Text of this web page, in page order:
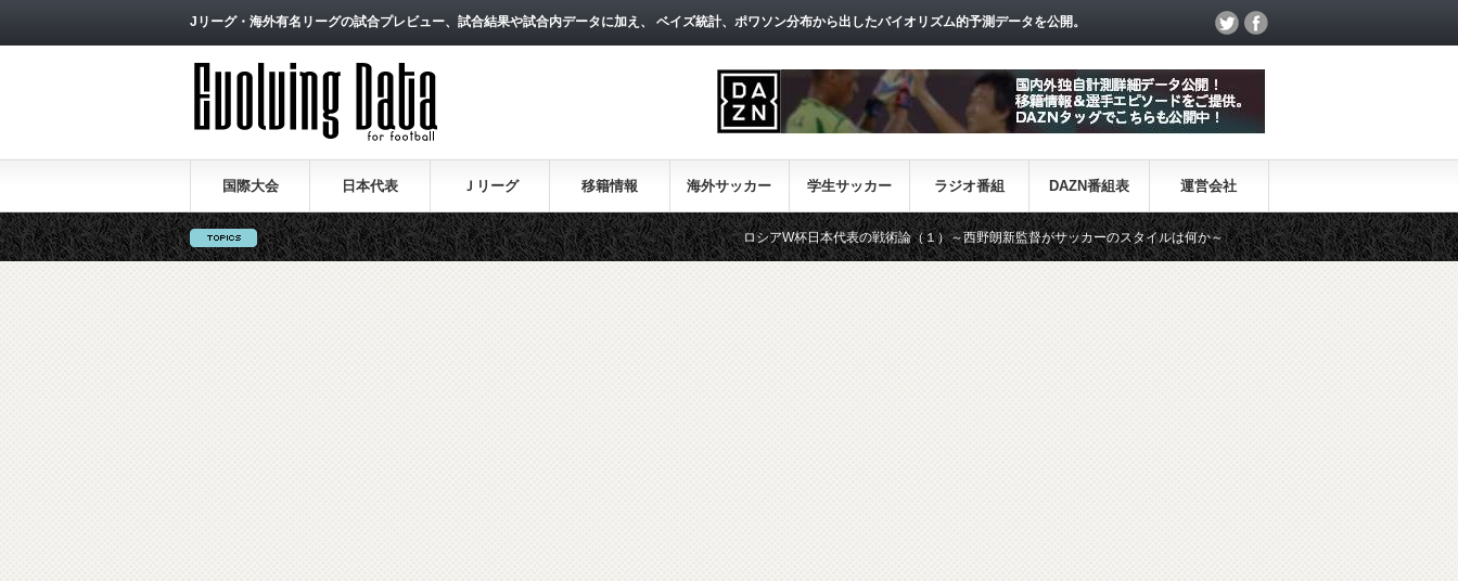
Jリーグ・海外有名リーグの試合プレビュー、試合結果や試合内データに加え、 ベイズ統計、ポワソン分布から出したバイオリズム的予測データを公開。
国際大会 日本代表 Ｊリーグ 移籍情報 海外サッカー 学生サッカー ラジオ番組 DAZN番組表 運営会社
ロシアW杯日本代表の戦術論（１）～西野朗新監督がサッカーのスタイルは何か～ 【一覧】J1・J2・J3リーグ「退団・戦力